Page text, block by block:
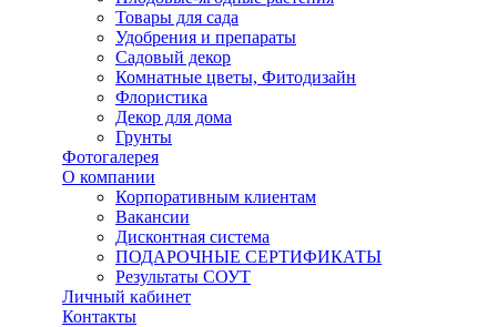
Товары для сада
Удобрения и препараты
Садовый декор
Комнатные цветы, Фитодизайн
Флористика
Декор для дома
Грунты
Фотогалерея
О компании
Корпоративным клиентам
Вакансии
Дисконтная система
ПОДАРОЧНЫЕ СЕРТИФИКАТЫ
Результаты СОУТ
Личный кабинет
Контакты